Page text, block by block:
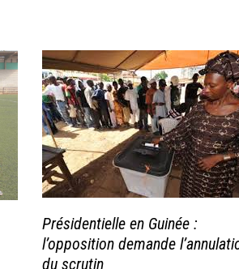
Présidentielle en Guinée :
l’opposition demande
du scrutin